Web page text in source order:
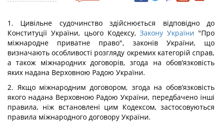
1. Цивільне судочинство здійснюється відповідно до
Конституції України, цього Кодексу,Закону України "Про
міжнародне приватне право", законів України, що
визначають особливості розгляду окремих категорій справ,
а також міжнародних договорів, згода на обов’язковість
яких надана Верховною Радою України.
2. Якщо міжнародним договором, згода на обов’язковість
якого надана Верховною Радою України, передбачено інші
правила, ніж встановлені цим Кодексом, застосовуються
правила міжнародного договору України.